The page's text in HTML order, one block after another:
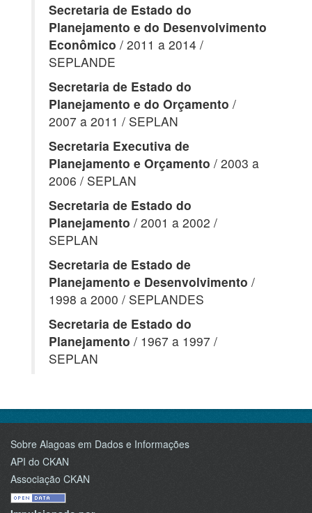
Secretaria de Estado do
Planejamento e do Desenvolvimento
Econômico / 2011 a 2014 /
SEPLANDE
Secretaria de Estado do
Planejamento e do Orçamento /
2007 a 2011 / SEPLAN
Secretaria Executiva de
Planejamento e Orçamento / 2003 a
2006 / SEPLAN
Secretaria de Estado do
Planejamento / 2001 a 2002 /
SEPLAN
Secretaria de Estado de
Planejamento e Desenvolvimento /
1998 a 2000 / SEPLANDES
Secretaria de Estado do
Planejamento / 1967 a 1997 /
SEPLAN
Sobre Alagoas em Dados e Informações
API do CKAN
Associação CKAN